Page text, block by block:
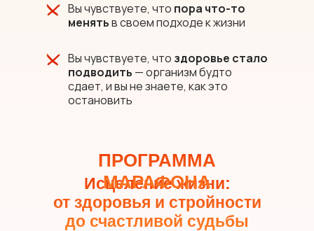
Исцеление жизни:
от здоровья и стройности
до счастливой судьбы
ПРОГРАММА
МАРАФОНА
Вы чувствуете, что здоровье стало
подводить — организм будто
сдает, и вы не знаете, как это
остановить
Вы чувствуете, что пора что-то
менятьв своем подходе к жизни